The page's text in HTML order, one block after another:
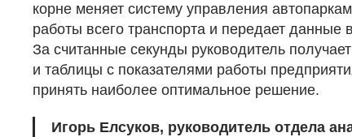
корне меняет систему управления
работы всего транспорта и передает данные
За считанные секунды руководитель
и таблицы с показателями работы
принять наиболее оптимальное решение.
Игорь Елсуков, руководитель отдела